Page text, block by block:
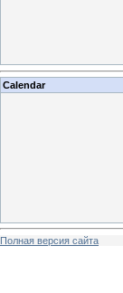
Calendar
Полная версия сайта